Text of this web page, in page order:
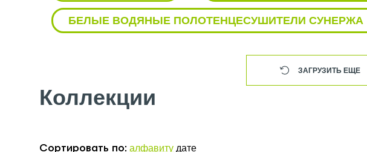
БЕЛЫЕ ВОДЯНЫЕ ПОЛОТЕНЦЕСУШИТЕЛИ СУНЕРЖА
БЕЛЫЕ ЭЛЕКТРИЧЕСКИЕ ПОЛОТЕНЦЕСУШИТЕЛИ
ВЕРТИКАЛЬНЫЕ ПОЛОТЕНЦЕСУШИТЕЛИ СУНЕРЖА
ВОДЯНОЙ ПОЛОТЕНЦЕСУШИТЕЛЬ ЛЕСЕНКА СУНЕРЖА
ЗАГРУЗИТЬ ЕЩЕ
Коллекции
Сортировать по: алфавиту дате